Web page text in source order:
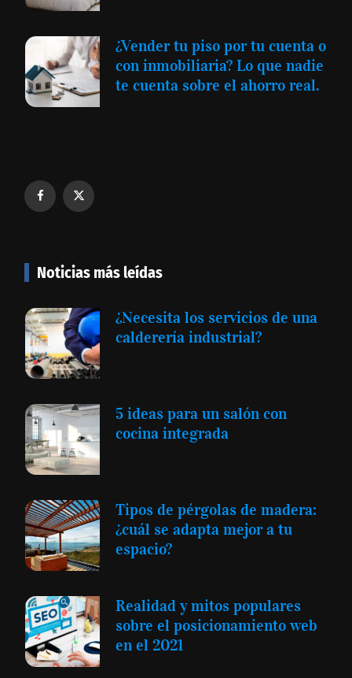
¿Vender tu piso por tu cuenta o
con inmobiliaria? Lo que nadie
te cuenta sobre el ahorro real.
Noticias más leídas
¿Necesita los servicios de una
calderería industrial?
5 ideas para un salón con
cocina integrada
Tipos de pérgolas de madera:
¿cuál se adapta mejor a tu
espacio?
Realidad y mitos populares
sobre el posicionamiento web
en el 2021